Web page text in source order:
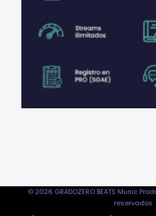
© 2026 GRADOZERO BEATS Music
reservados